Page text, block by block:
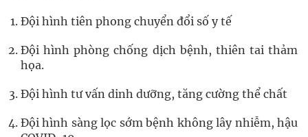
Đội hình tiên phong chuyển đổi số y tế
Đội hình phòng chống dịch bệnh, thiên tai thảm
họa.
Đội hình tư vấn dinh dưỡng, tăng cường thể chất
Đội hình sàng lọc sớm bệnh không lây nhiễm, hậu